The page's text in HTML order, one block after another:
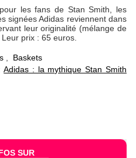
les fans de Stan Smith, les
signées Adidas reviennent dans
leur originalité (mélange de
prix : 65 euros.
, Baskets
Adidas : la mythique Stan Smith
SUR